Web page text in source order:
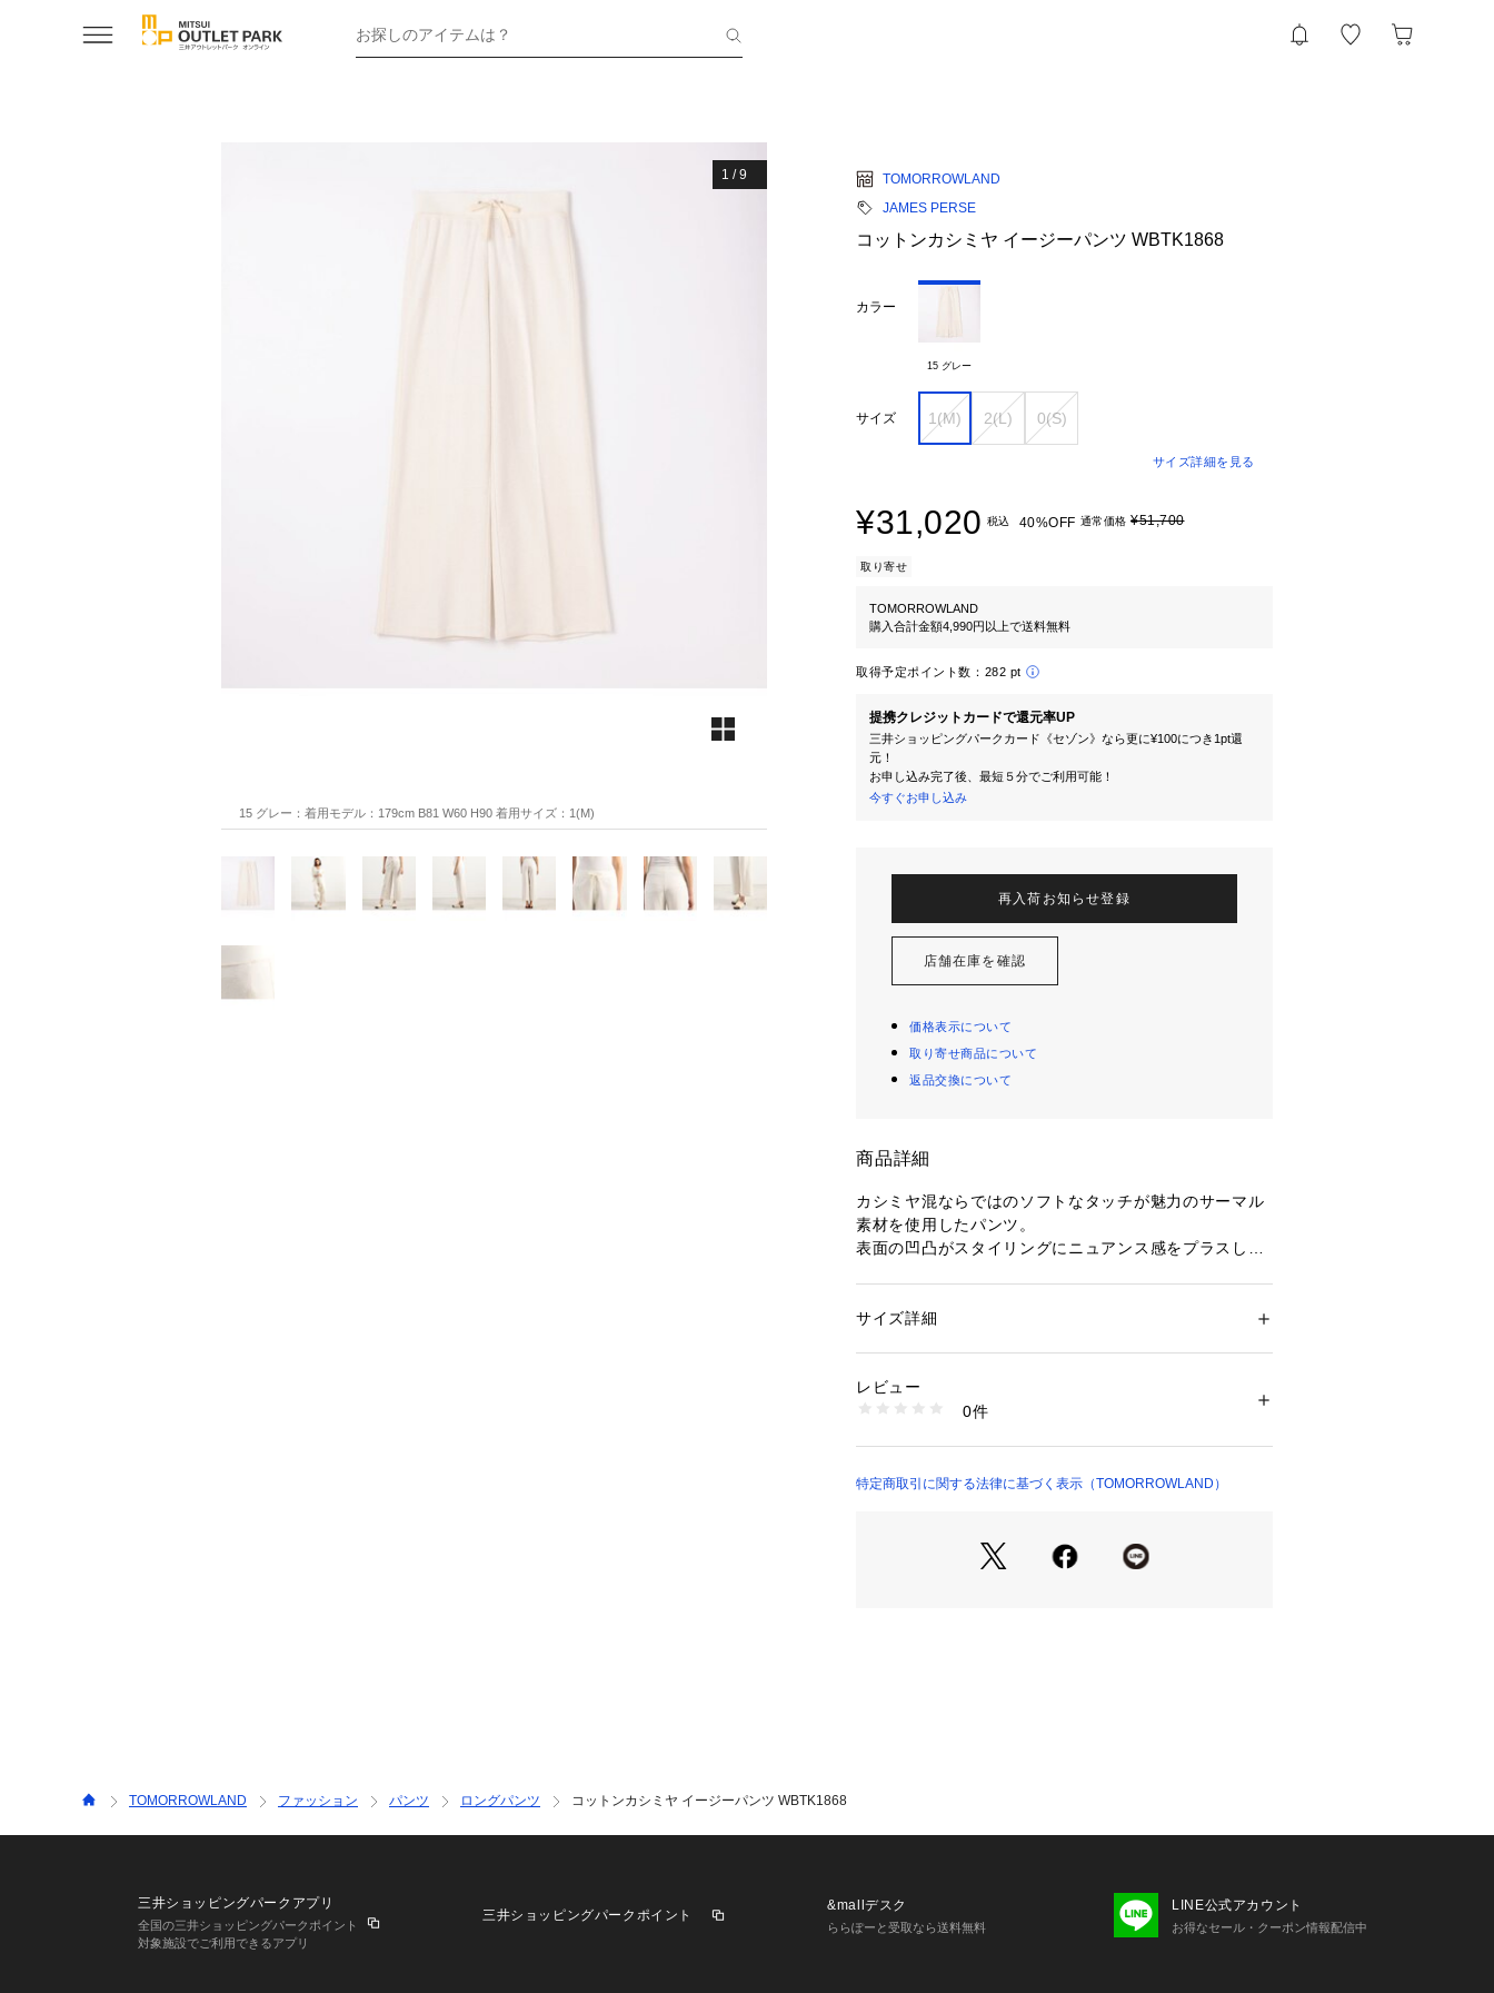
お探しのアイテムは？
1 /9
15 グレー：着用モデル：179cm B81 W60 H90 着用サイズ：1(M)
TOMORROWLAND
JAMES PERSE
コットンカシミヤ イージーパンツ WBTK1868
カラー
15 グレー
サイズ 1(M) 2(L) 0(S)
サイズ詳細を見る
¥31,020 税込 40%OFF 通常価格 ¥51,700
取り寄せ
TOMORROWLAND
購入合計金額4,990円以上で送料無料
取得予定ポイント数： 282 pt
提携クレジットカードで還元率UP
三井ショッピングパークカード《セゾン》なら更に¥100につき1pt還
元！
お申し込み完了後、最短５分でご利用可能！
今すぐお申し込み
再入荷お知らせ登録
店舗在庫を確認
価格表示について
取り寄せ商品について
返品交換について
商品詳細
カシミヤ混ならではのソフトなタッチが魅力のサーマル
素材を使用したパンツ。
表面の凹凸がスタイリングにニュアンス感をプラスして
ルなTシャツなどを合わせるだけでサマになるアイテ
〈JAMES PERSE (ジェームスパース)〉
L.A.出身のデザイナーが1994年にスタートしたハイクオ
もつデザイナー自身のライフスタイルをモダナイズし、
店舗にお問い合わせの際は、下記の商品番号をお申し付
性別：レディース
洗濯：洗濯不可、漂白不可、タンブル乾燥不可、アイロン仕上げ
不可、ドライ可、ウエットクリーニング不可
い
16049004103 （ショップ）
サイズ詳細
レビュー
0件
特定商取引に関する法律に基づく表示（TOMORROWLAND）
TOMORROWLAND ファッション パンツ ロングパンツ コットンカシミヤ イージーパンツ WBTK1868
三井ショッピングパークアプリ
全国の三井ショッピングパークポイント
対象施設でご利用できるアプリ
三井ショッピングパークポイント
&mallデスク
ららぽーと受取なら送料無料
LINE公式アカウント
お得なセール・クーポン情報配信中